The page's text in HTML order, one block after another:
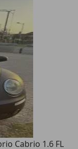
Cabrio 1.6 FL